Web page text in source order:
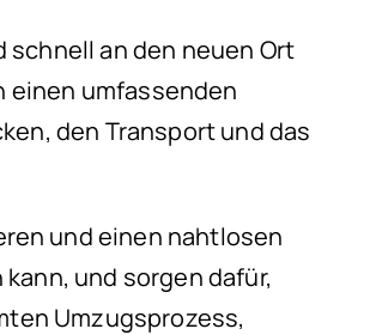
an den neuen Ort
einen umfassenden
den Transport und das
und einen nahtlosen
und sorgen dafür,
Umzugsprozess,